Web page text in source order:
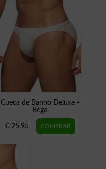
Cueca de Banho Deluxe -
Bege
€ 25.95